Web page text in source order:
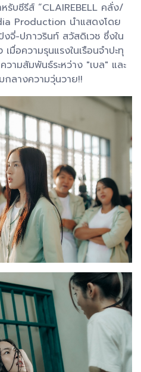
รับซีรีส์ “CLAIREBELL คลั่ง/
Production นำแสดงโดย
จี่-ปภาวรินท์ สวัสดิเวช ซึ่งใน
มื่อความรุนแรงในเรือนจำปะทุ
ามสัมพันธ์ระหว่าง "เบล" และ
ลางความวุ่นวาย!!